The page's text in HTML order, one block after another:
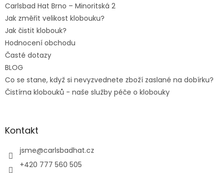
Carlsbad Hat Brno – Minoritská 2
Jak změřit velikost klobouku?
Jak čistit klobouk?
Hodnocení obchodu
Časté dotazy
BLOG
Co se stane, když si nevyzvednete zboží zaslané na dobírku?
Čistírna klobouků - naše služby péče o klobouky
Kontakt
jsme@carlsbadhat.cz
+420 777 560 505